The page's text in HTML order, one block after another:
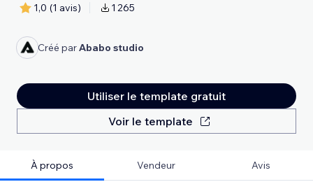
1,0 (1 avis) 1 265
Créé parAbabo studio
Utiliser le template gratuit
Voir le template
À propos Vendeur Avis